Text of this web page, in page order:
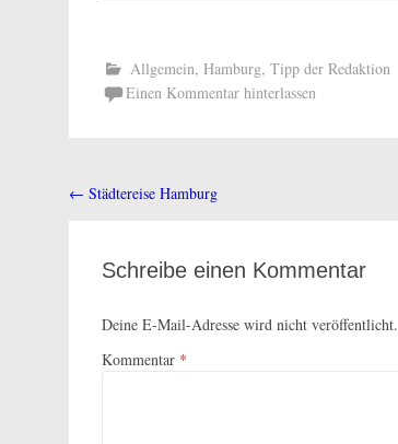
Allgemein, Hamburg, Tipp der Redaktion
Einen Kommentar hinterlassen
Beitragsnavigation
← Städtereise Hamburg
Schreibe einen Kommentar
Deine E-Mail-Adresse wird nicht veröffentlicht.
Kommentar *